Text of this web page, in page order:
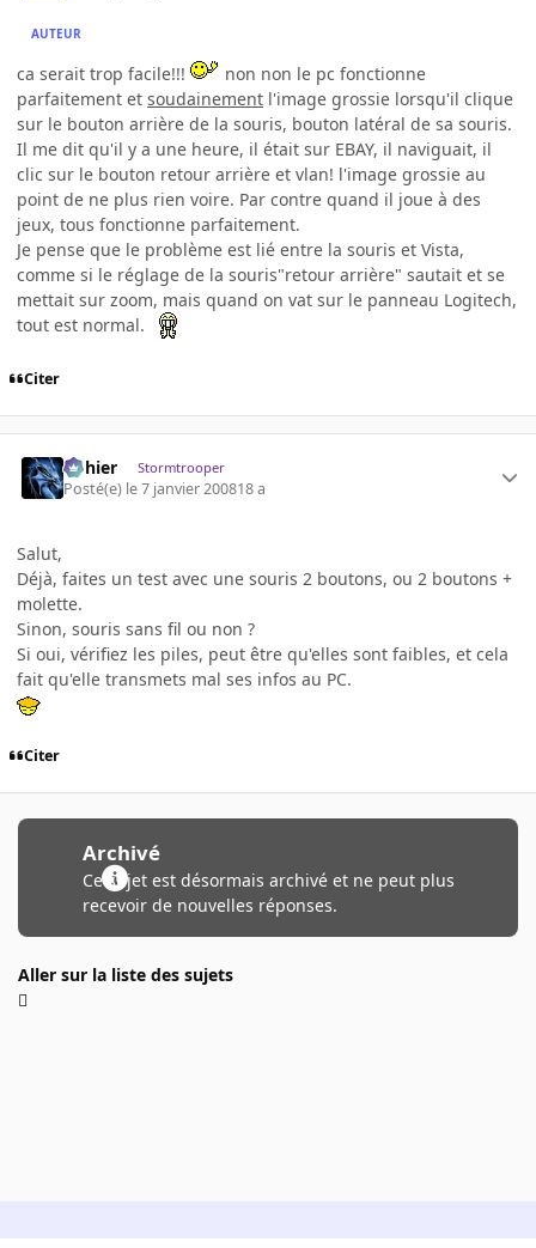
AUTEUR
ca serait trop facile!!!
non non le pc fonctionne
parfaitement et soudainement l'image grossie lorsqu'il clique
sur le bouton arrière de la souris, bouton latéral de sa souris.
Il me dit qu'il y a une heure, il était sur EBAY, il naviguait, il
clic sur le bouton retour arrière et vlan! l'image grossie au
point de ne plus rien voire. Par contre quand il joue à des
jeux, tous fonctionne parfaitement.
Je pense que le problème est lié entre la souris et Vista,
comme si le réglage de la souris"retour arrière" sautait et se
mettait sur zoom, mais quand on vat sur le panneau Logitech,
tout est normal.
Citer
dohier Stormtrooper
Posté(e) le 7 janvier 200818 a
Salut,
Déjà, faites un test avec une souris 2 boutons, ou 2 boutons +
molette.
Sinon, souris sans fil ou non ?
Si oui, vérifiez les piles, peut être qu'elles sont faibles, et cela
fait qu'elle transmets mal ses infos au PC.
Citer
Archivé
Ce sujet est désormais archivé et ne peut plus
recevoir de nouvelles réponses.
Aller sur la liste des sujets